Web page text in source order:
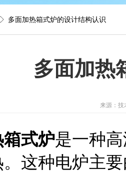
多面加热箱式炉的设计结构认识
多面加热
来源：
式炉是一种
这种电炉主